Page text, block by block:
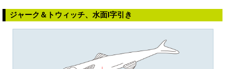
ジャーク＆トウィッチ、水面I字引き